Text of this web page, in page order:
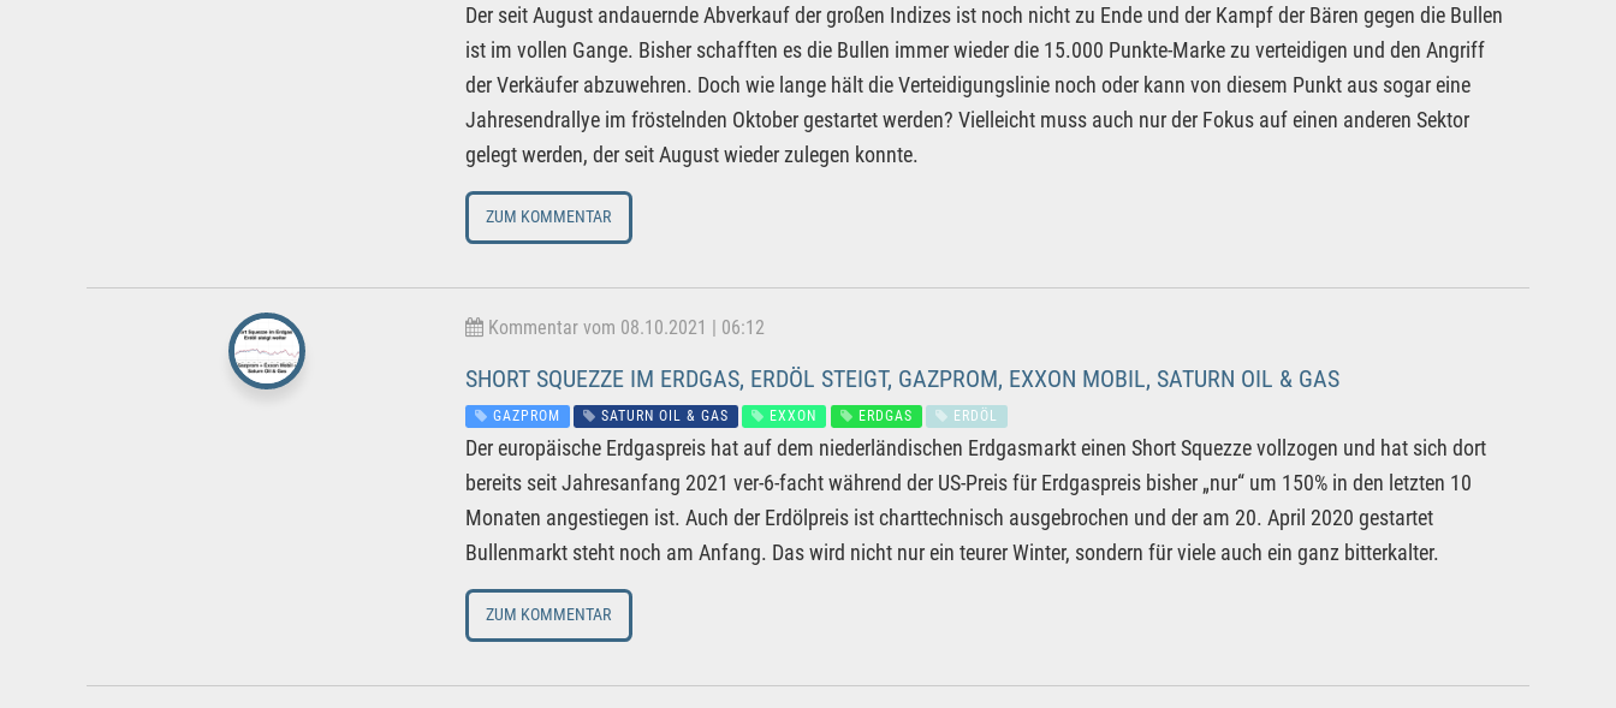
Der seit August andauernde Abverkauf der großen Indizes ist noch nicht zu Ende und der Kampf der Bären gegen die Bullen
ist im vollen Gange. Bisher schafften es die Bullen immer wieder die 15.000 Punkte-Marke zu verteidigen und den Angriff
der Verkäufer abzuwehren. Doch wie lange hält die Verteidigungslinie noch oder kann von diesem Punkt aus sogar eine
Jahresendrallye im fröstelnden Oktober gestartet werden? Vielleicht muss auch nur der Fokus auf einen anderen Sektor
gelegt werden, der seit August wieder zulegen konnte.
ZUM KOMMENTAR
Kommentar vom 08.10.2021 | 06:12
SHORT SQUEZZE IM ERDGAS, ERDÖL STEIGT, GAZPROM, EXXON MOBIL, SATURN OIL & GAS
GAZPROM SATURN OIL & GAS EXXON ERDGAS ERDÖL
Der europäische Erdgaspreis hat auf dem niederländischen Erdgasmarkt einen Short Squezze vollzogen und hat sich dort
bereits seit Jahresanfang 2021 ver-6-facht während der US-Preis für Erdgaspreis bisher „nur“ um 150% in den letzten 10
Monaten angestiegen ist. Auch der Erdölpreis ist charttechnisch ausgebrochen und der am 20. April 2020 gestartet
Bullenmarkt steht noch am Anfang. Das wird nicht nur ein teurer Winter, sondern für viele auch ein ganz bitterkalter.
ZUM KOMMENTAR